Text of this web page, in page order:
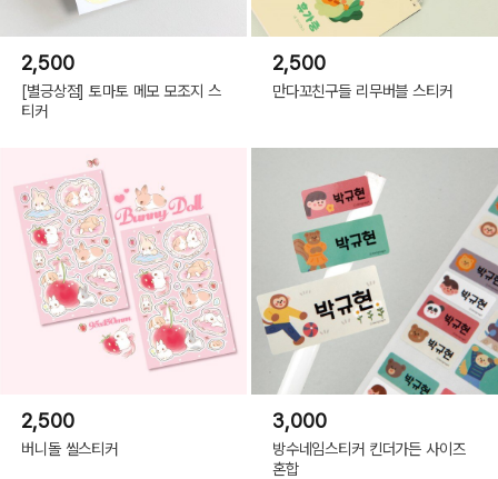
2,500
[별긍상점] 토마토 메모 모조지 스
티커
2,500
만다꼬친구들 리무버블 스티커
2,500
버니돌 씰스티커
3,000
방수네임스티커 킨더가든 사이즈
혼합